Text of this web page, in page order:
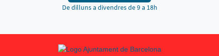
De dilluns a divendres de 9 a 18h